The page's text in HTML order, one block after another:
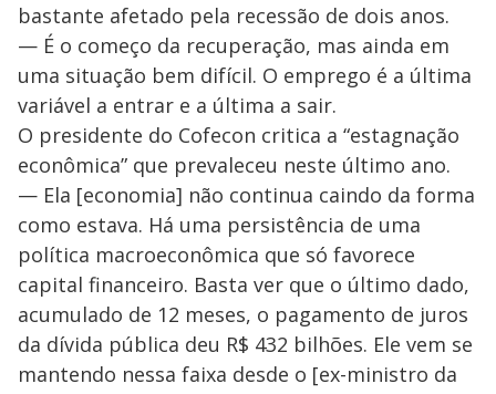
bastante afetado pela recessão de dois anos.
— É o começo da recuperação, mas ainda em
uma situação bem difícil. O emprego é a última
variável a entrar e a última a sair.
O presidente do Cofecon critica a “estagnação
econômica” que prevaleceu neste último ano.
— Ela [economia] não continua caindo da forma
como estava. Há uma persistência de uma
política macroeconômica que só favorece
capital financeiro. Basta ver que o último dado,
acumulado de 12 meses, o pagamento de juros
da dívida pública deu R$ 432 bilhões. Ele vem se
mantendo nessa faixa desde o [ex-ministro da